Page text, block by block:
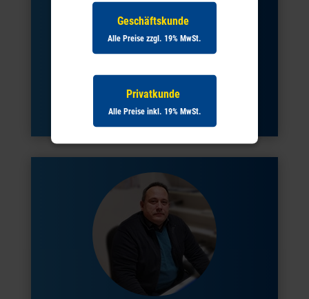
Telefon:07931 9750 16
Mobil:0171 5133403
E-Mail: r.baudisch@wolf-baumaschinen.de
Geschäftskunde
Alle Preise zzgl. 19% MwSt.
Privatkunde
Alle Preise inkl. 19% MwSt.